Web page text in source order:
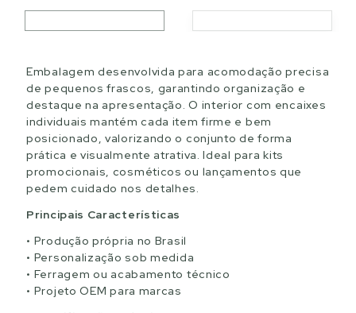
Embalagem desenvolvida para acomodação precisa
de pequenos frascos, garantindo organização e
destaque na apresentação. O interior com encaixes
individuais mantém cada item firme e bem
posicionado, valorizando o conjunto de forma
prática e visualmente atrativa. Ideal para kits
promocionais, cosméticos ou lançamentos que
pedem cuidado nos detalhes.
Principais Características
Produção própria no Brasil
Personalização sob medida
Ferragem ou acabamento técnico
Projeto OEM para marcas